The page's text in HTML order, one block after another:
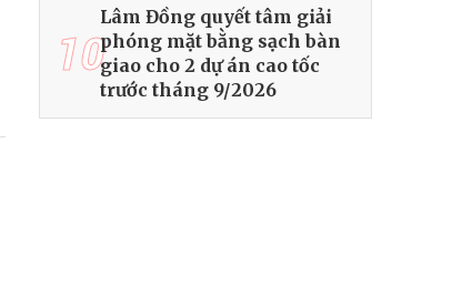
10
Lâm Đồng quyết tâm giải
phóng mặt bằng sạch bàn
giao cho 2 dự án cao tốc
trước tháng 9/2026